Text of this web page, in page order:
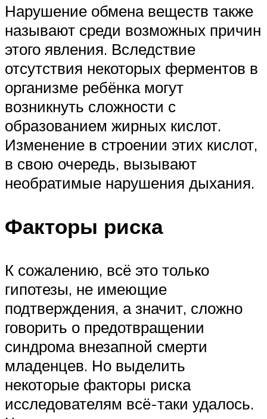
Нарушение обмена веществ также
называют среди возможных причин
этого явления. Вследствие
отсутствия некоторых ферментов в
организме ребёнка могут
возникнуть сложности с
образованием жирных кислот.
Изменение в строении этих кислот,
в свою очередь, вызывают
необратимые нарушения дыхания.
Факторы риска
К сожалению, всё это только
гипотезы, не имеющие
подтверждения, а значит, сложно
говорить о предотвращении
синдрома внезапной смерти
младенцев. Но выделить
некоторые факторы риска
исследователям всё-таки удалось.